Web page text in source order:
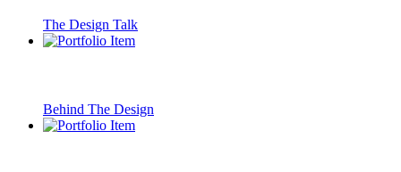
The Design Talk
Behind The Design